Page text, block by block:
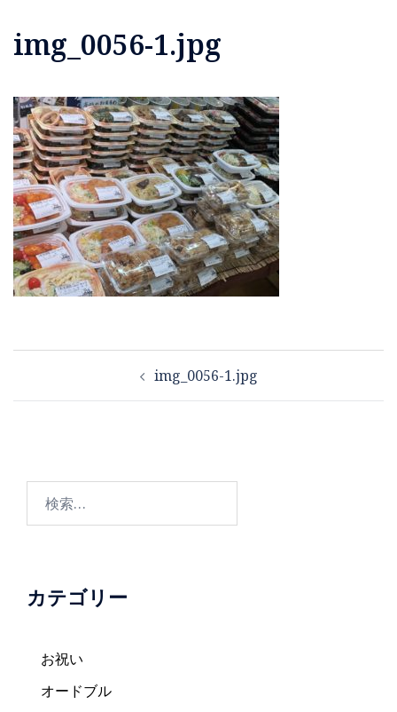
img_0056-1.jpg
投
ナ
ー
ョ
img_0056-1.jpg
カテゴリー
お祝い
オードブル